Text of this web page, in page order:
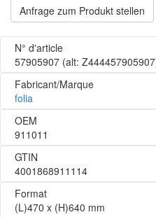
Anfrage zum Produkt stellen
N° d'article
57905907 (alt:
Fabricant/Marque
folia
OEM
911011
GTIN
4001868911114
Format
(L)470 x (H)640 mm